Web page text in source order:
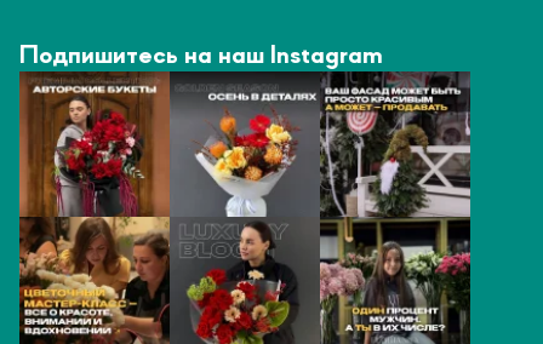
Подпишитесь на наш Instagram